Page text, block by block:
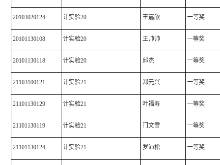
20103020124 计实验20 王嘉欣 一等奖
20101130108 计实验20 王帅帅 一等奖
20101130118 计实验20 邱杰 一等奖
21103100121 计实验21 郑元兴 一等奖
21101130129 计实验21 叶福寿 一等奖
21101130119 计实验21 门文雪 一等奖
21101130124 计实验21 罗沛松 一等奖